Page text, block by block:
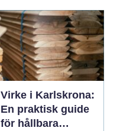
Virke i Karlskrona:
En praktisk guide
för hållbara